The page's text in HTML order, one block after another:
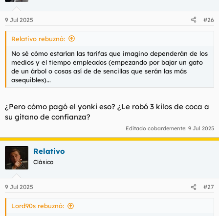
a
d
o
r
d
l
t
e
m
e
n
i
o
9 Jul 2025 #26
Relativo rebuznó:
No sé cómo estarían las tarifas que imagino dependerán de los
medios y el tiempo empleados (empezando por bajar un gato
de un árbol o cosas así de de sencillas que serán las más
asequibles)...
¿Pero cómo pagó el yonki eso? ¿Le robó 3 kilos de coca a
su gitano de confianza?
Editado cobardemente: 9 Jul 2025
Relativo
Clásico
9 Jul 2025 #27
Lord90s rebuznó: